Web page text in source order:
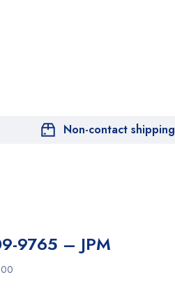
Non-contact shipping
9765 – JPM